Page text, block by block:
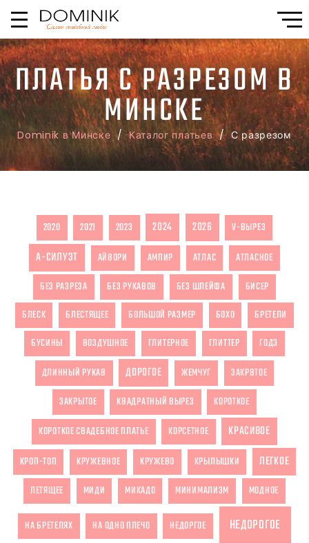
ПЛАТЬЯ С РАЗРЕЗОМ В
МИНСКЕ
Dominik в Минске /Каталог платьев/ С разрезом
2020 2021 2023 2024 2026 V-ВЫРЕЗ
А-СИЛУЭТ АЙВОРИ АМПИР АТЛАС АТЛАСНОЕ
БЕЗ РАЗРЕЗА БЕЗ РУКАВОВ БЕЗ ШЛЕЙФА БИСЕР
БЛЕСК БЛЕСТЯЩЕЕ БОЛЬШОЙ РАЗМЕР БОХО БРЕТЕЛИ
БУСИНЫ ВОЗДУШНОЕ ГЛИТЕРНОЕ ГЛИТТЕР ГОДЭ
ДЛИННЫЙ РУКАВ ДОРОГОЕ ЖЕМЧУГ ЗАКРВТОЕ
ЗАКРЫТОЕ КВАДРАТНЫЙ ВЫРЕЗ КОРОТКОЕ
КОРОТКОЕ СВАДЕБНОЕ ПЛАТЬЕ КОРСЕТНОЕ КРАСИВОЕ
КРОП-ТОП КРУЖЕВНОЕ КРУЖЕВО КРЫЛЫШКИ ЛЕГКОЕ
ЛЕТЯЩЕЕ МИДИ МИКАДО МИНИМАЛИЗМ МОДНОЕ
НА БРЕТЕЛЯХ НА ОДНО ПЛЕЧО НЕДОРГОЕ НЕДОРОГОЕ